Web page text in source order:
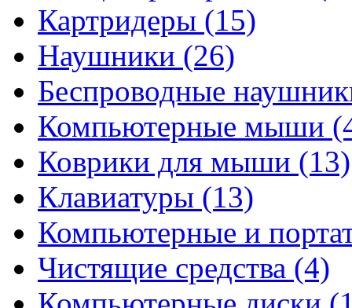
Картридеры (15)
Наушники (26)
Беспроводные
Компьютерные мыши
Коврики для мыши (13)
Клавиатуры (13)
Компьютерные и
Чистящие средства (4)